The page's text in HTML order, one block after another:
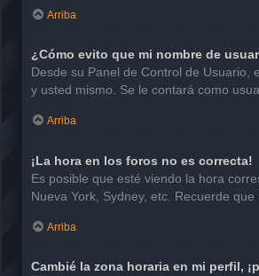
Arriba
¿Cómo evito que mi nombre de
Desde su Panel de Control de Usuario,
y usted mismo. Se le contará como
Arriba
¡La hora en los foros no es correcta!
Es posible que esté viendo la hora
Nueva York, Sydney, etc. Recuerde
Arriba
Cambié la zona horaria en mi perfil,